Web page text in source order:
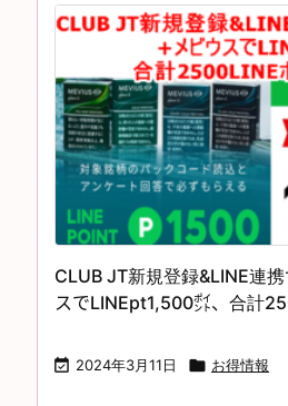
CLUB JT新規登録&LINE連
スでLINEpt1,500㌽、合計
 2024年3月11日  お得情報